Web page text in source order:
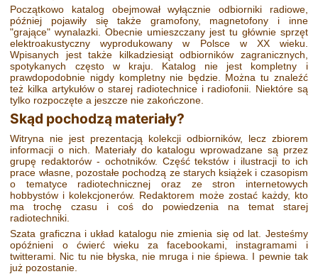
Początkowo katalog obejmował wyłącznie odbiorniki radiowe,
później pojawiły się także gramofony, magnetofony i inne
"grające" wynalazki. Obecnie umieszczany jest tu głównie sprzęt
elektroakustyczny wyprodukowany w Polsce w XX wieku.
Wpisanych jest także kilkadziesiąt odbiorników zagranicznych,
spotykanych często w kraju. Katalog nie jest kompletny i
prawdopodobnie nigdy kompletny nie będzie. Można tu znaleźć
też kilka artykułów o starej radiotechnice i radiofonii. Niektóre są
tylko rozpoczęte a jeszcze nie zakończone.
Skąd pochodzą materiały?
Witryna nie jest prezentacją kolekcji odbiorników, lecz zbiorem
informacji o nich. Materiały do katalogu wprowadzane są przez
grupę redaktorów - ochotników. Część tekstów i ilustracji to ich
prace własne, pozostałe pochodzą ze starych książek i czasopism
o tematyce radiotechnicznej oraz ze stron internetowych
hobbystów i kolekcjonerów. Redaktorem może zostać każdy, kto
ma trochę czasu i coś do powiedzenia na temat starej
radiotechniki.
Szata graficzna i układ katalogu nie zmienia się od lat. Jesteśmy
opóźnieni o ćwierć wieku za facebookami, instagramami i
twitterami. Nic tu nie błyska, nie mruga i nie śpiewa. I pewnie tak
już pozostanie.